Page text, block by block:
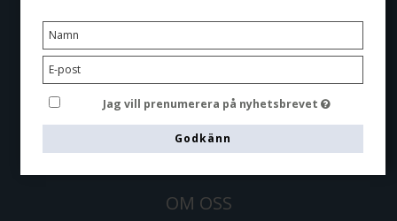
Jag vill prenumerera på nyhetsbrevet
Godkänn
KATEGORIER
Stöd- och kompressionsstrumpor
Strumpor och underkläder
Sport
Flygstrumpor
Tillbehör
Erbjudande på strumpor
OM OSS